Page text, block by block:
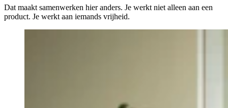
Dat maakt samenwerken hier anders. Je werkt niet alleen aan een
product. Je werkt aan iemands vrijheid.